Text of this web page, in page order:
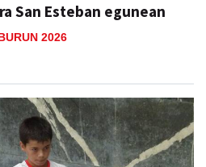
San Esteban egunean
2026